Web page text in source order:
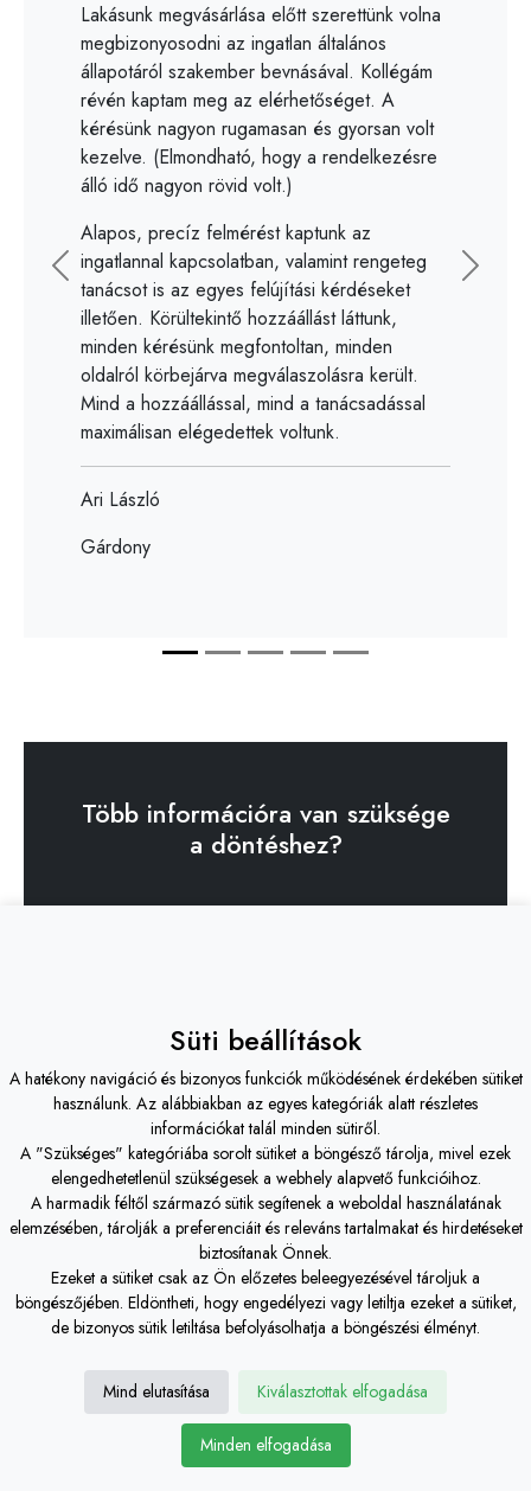
Lakásunk megvásárlása előtt szerettünk volna
megbizonyosodni az ingatlan általános
állapotáról szakember bevnásával. Kollégám
révén kaptam meg az elérhetőséget. A
kérésünk nagyon rugamasan és gyorsan volt
kezelve. (Elmondható, hogy a rendelkezésre
álló idő nagyon rövid volt.)
Alapos, precíz felmérést kaptunk az
ingatlannal kapcsolatban, valamint rengeteg
tanácsot is az egyes felújítási kérdéseket
illetően. Körültekintő hozzáállást láttunk,
minden kérésünk megfontoltan, minden
oldalról körbejárva megválaszolásra került.
Mind a hozzáállással, mind a tanácsadással
maximálisan elégedettek voltunk.
Ari László
Gárdony
Előző
Több információra van szüksége
a döntéshez?
Fines Finium Studio Kft.iroda -Budapest
H-1119 Budapest, Etele út 26/74.
+36 20 - 508 0878
iroda@ffstudio.hu
Fines Finium Studio Kft. iroda -Tét
H-9100 Tét, Szabadság utca 33.
+36 20 - 527 5475
Süti beállítások
A hatékony navigáció és bizonyos funkciók működésének érdekében sütiket
használunk. Az alábbiakban az egyes kategóriák alatt részletes
információkat talál minden sütiről.
A "Szükséges" kategóriába sorolt sütiket a böngésző tárolja, mivel ezek
elengedhetetlenül szükségesek a webhely alapvető funkcióihoz.
A harmadik féltől származó sütik segítenek a weboldal használatának
elemzésében, tárolják a preferenciáit és releváns tartalmakat és hirdetéseket
biztosítanak Önnek.
Ezeket a sütiket csak az Ön előzetes beleegyezésével tároljuk a
böngészőjében. Eldöntheti, hogy engedélyezi vagy letiltja ezeket a sütiket,
de bizonyos sütik letiltása befolyásolhatja a böngészési élményt.
Mind elutasítása Kiválasztottak elfogadása
Minden elfogadása